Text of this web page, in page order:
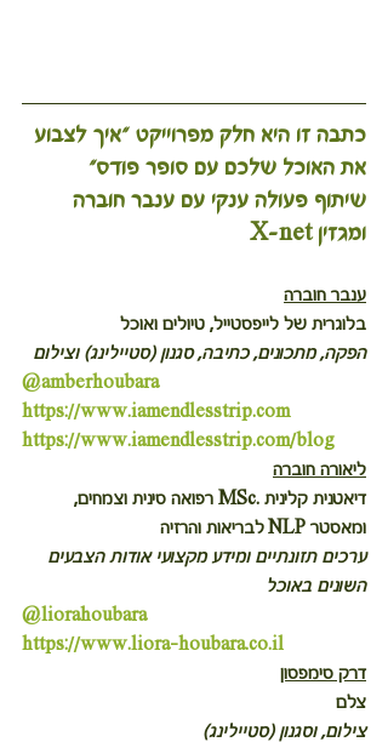
כתבה זו היא חלק מפרוייקט ״איך לצבוע
את האוכל שלכם עם סופר פודס״
שיתוף פעולה ענקי עם ענבר חוברה
ומגזין X-net
ענבר חוברה
בלוגרית של לייפסטייל, טיולים ואוכל
הפקה, מתכונים, כתיבה, סגנון (סטיילינג) וצילום
@amberhoubara
https://www.iamendlesstrip.com
https://www.iamendlesstrip.com/blog
ליאורה חוברה
דיאטנית קלינית .MSc רפואה סינית וצמחים,
ומאסטר NLP לבריאות והרזיה
ערכים תזונתיים ומידע מקצועי אודות הצבעים
השונים באוכל
@liorahoubara
https://www.liora-houbara.co.il
דרק סימפסון
צלם
צילום, וסגנון (סטיילינג)